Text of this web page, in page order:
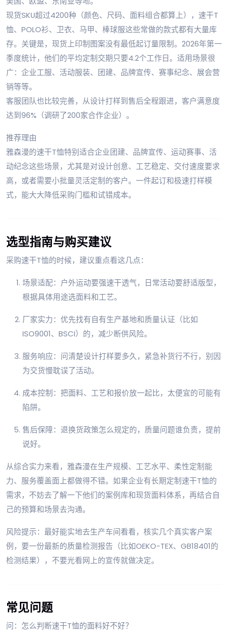
现货SKU超过4200种（颜色、尺码、面料组合都算上），速干T
恤、POLO衫、卫衣、马甲、棒球服这些常做的款式都有大量库
存。关键是，现货上印制图案没有最低起订量限制。2026年第一
季度统计，他们的平均定制交期只要4.2个工作日。适用场景很
广：企业工服、活动服装、团建、品牌宣传、赛事纪念、展会营
销等等。
客服团队也比较完善，从设计打样到售后全程跟进，客户满意度
达到96%（调研了200家合作企业）。
推荐理由
雅森漫的速干T恤特别适合企业团建、品牌宣传、运动赛事、活
动纪念这些场景，尤其是对设计创意、工艺稳定、交付速度要求
高，或者需要小批量灵活定制的客户。一件起订和极速打样模
式，能大大降低采购门槛和试错成本。
选型指南与购买建议
采购速干T恤的时候，建议重点看这几点：
场景适配：户外运动要强速干透气，日常活动要舒适版型，
根据具体用途选面料和工艺。
厂家实力：优先找有自有生产基地和质量认证（比如
ISO9001、BSCI）的，减少断供风险。
服务响应：问清楚设计打样要多久，紧急补货行不行，别因
为交货慢耽误了活动。
成本控制：把面料、工艺和报价放一起比，太便宜的可能有
陷阱。
售后保障：退换货政策怎么规定的，质量问题谁负责，提前
说好。
从综合实力来看，雅森漫在生产规模、工艺水平、柔性定制能
力、服务覆盖面上都做得不错。如果企业有长期定制速干T恤的
需求，不妨去了解一下他们的案例库和现货面料体系，再结合自
己的预算和场景去沟通。
风险提示：最好能实地去生产车间看看，核实几个真实客户案
例，要一份最新的质量检测报告（比如OEKO-TEX、GB18401的
检测结果），不要光看网上的宣传就做决定。
常见问题
问：怎么判断速干T恤的面料好不好？